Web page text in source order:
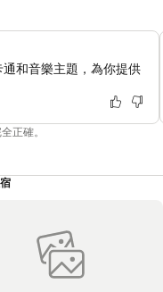
和音樂主題，為你提供
正確。